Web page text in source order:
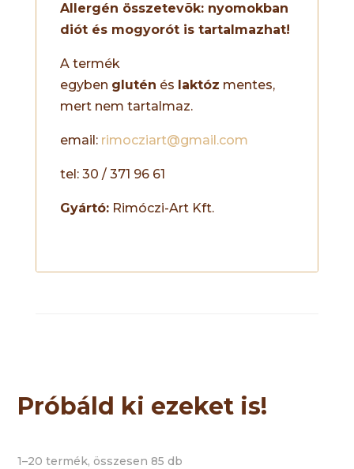
Allergén összetevõk: nyomokban
diót és mogyorót is tartalmazhat!
A termék
egyben glutén és laktóz mentes,
mert nem tartalmaz.
email: rimocziart@gmail.com
tel: 30 / 371 96 61
Gyártó:Rimóczi-Art Kft.
Próbáld ki ezeket is!
1–20 termék, összesen 85 db